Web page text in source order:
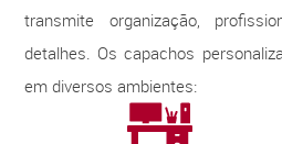
transmite organização,
detalhes. Os capachos
em diversos ambientes: